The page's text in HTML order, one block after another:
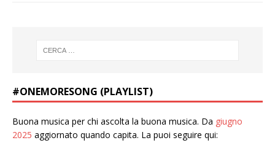
#ONEMORESONG (PLAYLIST)
Buona musica per chi ascolta la buona musica. Da giugno
2025 aggiornato quando capita. La puoi seguire qui: